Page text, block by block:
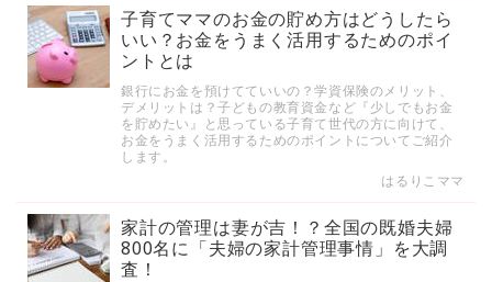
子育てママのお金の貯め方はどうしたら
いい？お金をうまく活用するためのポイ
ントとは
銀行にお金を預けてていいの？学資保険のメリット、
デメリットは？子どもの教育資金など『少しでもお金
を貯めたい』と思っている子育て世代の方に向けて、
お金をうまく活用するためのポイントについてご紹介
します。
はるりこママ
家計の管理は妻が吉！？全国の既婚夫婦
800名に「夫婦の家計管理事情」を大調
査！